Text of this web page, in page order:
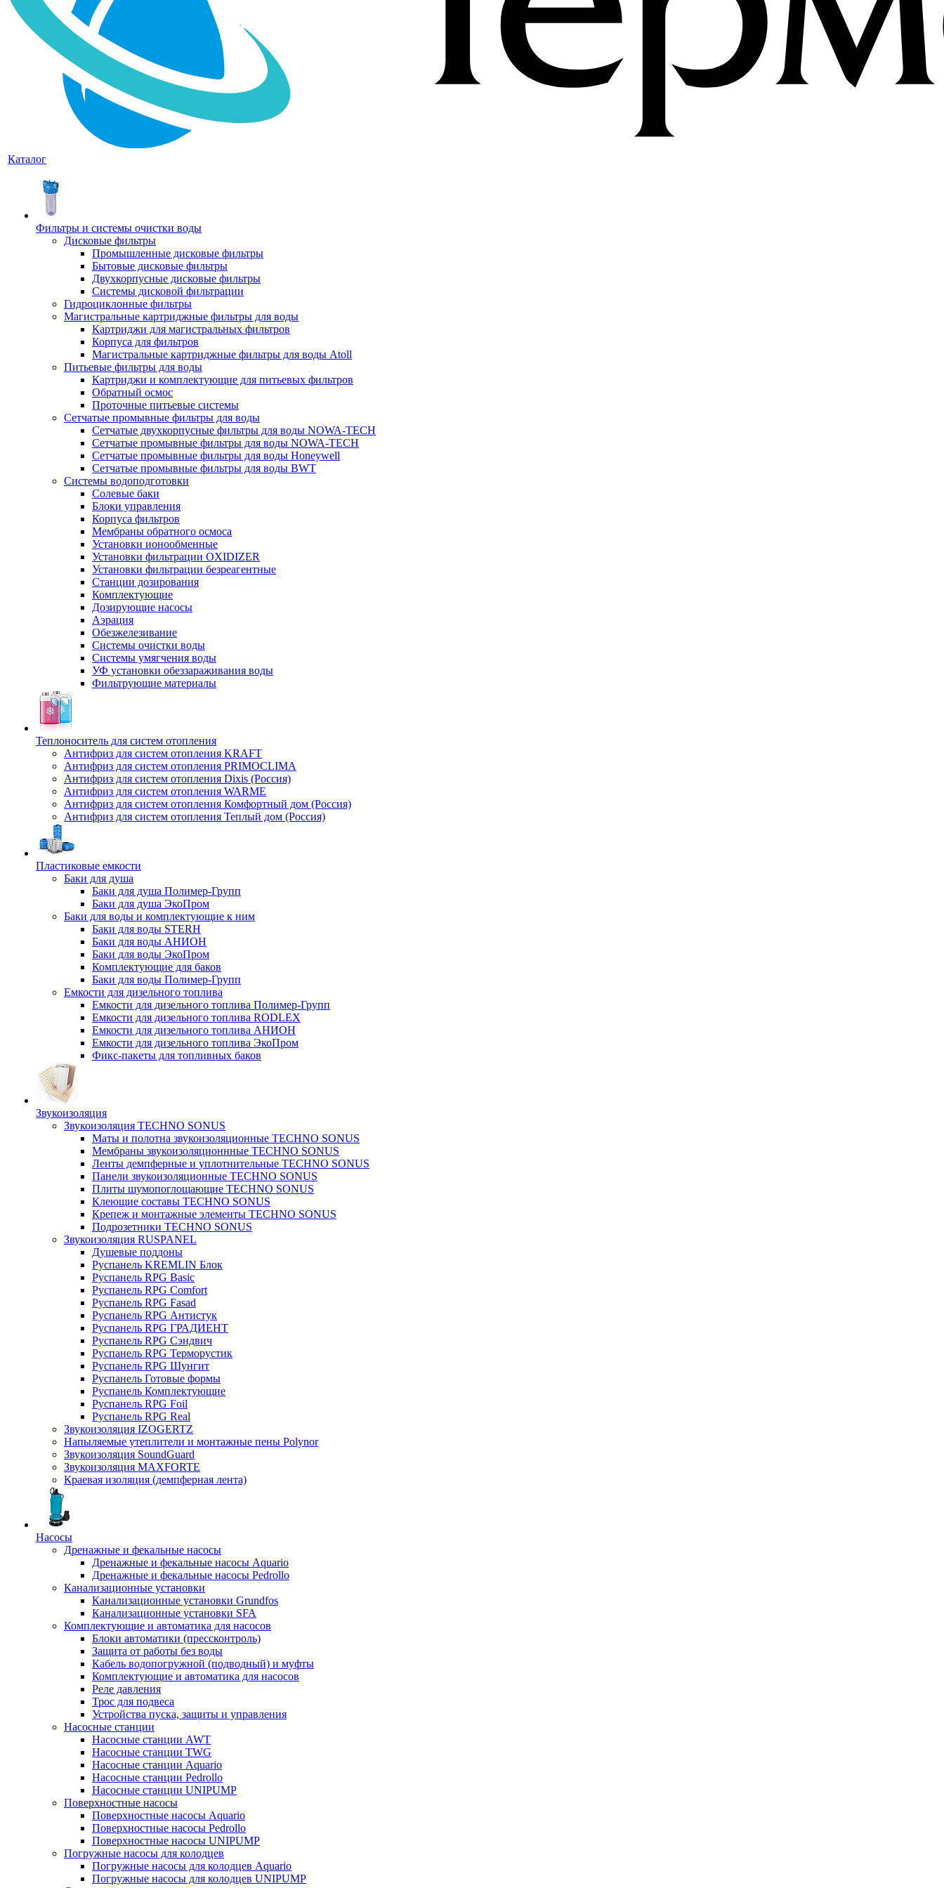
Каталог
Фильтры и системы очистки воды
Дисковые фильтры
Промышленные дисковые фильтры
Бытовые дисковые фильтры
Двухкорпусные дисковые фильтры
Системы дисковой фильтрации
Гидроциклонные фильтры
Магистральные картриджные фильтры для воды
Картриджи для магистральных фильтров
Корпуса для фильтров
Магистральные картриджные фильтры для воды Atoll
Питьевые фильтры для воды
Картриджи и комплектующие для питьевых фильтров
Обратный осмос
Проточные питьевые системы
Сетчатые промывные фильтры для воды
Сетчатые двухкорпусные фильтры для воды NOWA-TECH
Сетчатые промывные фильтры для воды NOWA-TECH
Сетчатые промывные фильтры для воды Honeywell
Сетчатые промывные фильтры для воды BWT
Системы водоподготовки
Солевые баки
Блоки управления
Корпуса фильтров
Мембраны обратного осмоса
Установки ионообменные
Установки фильтрации OXIDIZER
Установки фильтрации безреагентные
Станции дозирования
Комплектующие
Дозирующие насосы
Аэрация
Обезжелезивание
Системы очистки воды
Системы умягчения воды
УФ установки обеззараживания воды
Фильтрующие материалы
Теплоноситель для систем отопления
Антифриз для систем отопления KRAFT
Антифриз для систем отопления PRIMOCLIMA
Антифриз для систем отопления Dixis (Россия)
Антифриз для систем отопления WARME
Антифриз для систем отопления Комфортный дом (Россия)
Антифриз для систем отопления Теплый дом (Россия)
Пластиковые емкости
Баки для душа
Баки для душа Полимер-Групп
Баки для душа ЭкоПром
Баки для воды и комплектующие к ним
Баки для воды STERH
Баки для воды АНИОН
Баки для воды ЭкоПром
Комплектующие для баков
Баки для воды Полимер-Групп
Емкости для дизельного топлива
Емкости для дизельного топлива Полимер-Групп
Емкости для дизельного топлива RODLEX
Емкости для дизельного топлива АНИОН
Емкости для дизельного топлива ЭкоПром
Фикс-пакеты для топливных баков
Звукоизоляция
Звукоизоляция TECHNO SONUS
Маты и полотна звукоизоляционные TECHNO SONUS
Мембраны звукоизоляционнные TECHNO SONUS
Ленты демпферные и уплотнительные TECHNO SONUS
Панели звукоизоляционные TECHNO SONUS
Плиты шумопоглощающие TECHNO SONUS
Клеющие составы TECHNO SONUS
Крепеж и монтажные элементы TECHNO SONUS
Подрозетники TECHNO SONUS
Звукоизоляция RUSPANEL
Душевые поддоны
Руспанель KREMLIN Блок
Руспанель RPG Basic
Руспанель RPG Comfort
Руспанель RPG Fasad
Руспанель RPG Антистук
Руспанель RPG ГРАДИЕНТ
Руспанель RPG Сэндвич
Руспанель RPG Терморустик
Руспанель RPG Шунгит
Руспанель Готовые формы
Руспанель Комплектующие
Руспанель RPG Foil
Руспанель RPG Real
Звукоизоляция IZOGERTZ
Напыляемые утеплители и монтажные пены Polynor
Звукоизоляция SoundGuard
Звукоизоляция MAXFORTE
Краевая изоляция (демпферная лента)
Насосы
Дренажные и фекальные насосы
Дренажные и фекальные насосы Aquario
Дренажные и фекальные насосы Pedrollo
Канализационные установки
Канализационные установки Grundfos
Канализационные установки SFA
Комплектующие и автоматика для насосов
Блоки автоматики (прессконтроль)
Защита от работы без воды
Кабель водопогружной (подводный) и муфты
Комплектующие и автоматика для насосов
Реле давления
Трос для подвеса
Устройства пуска, защиты и управления
Насосные станции
Насосные станции AWT
Насосные станции TWG
Насосные станции Aquario
Насосные станции Pedrollo
Насосные станции UNIPUMP
Поверхностные насосы
Поверхностные насосы Aquario
Поверхностные насосы Pedrollo
Поверхностные насосы UNIPUMP
Погружные насосы для колодцев
Погружные насосы для колодцев Aquario
Погружные насосы для колодцев UNIPUMP